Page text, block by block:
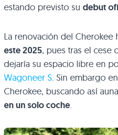
estando previsto su debut
La renovación del Cherokee
este 2025, pues tras el cese
dejaría su espacio libre en
Wagoneer S. Sin embargo
Cherokee, buscando así
en un solo coche.